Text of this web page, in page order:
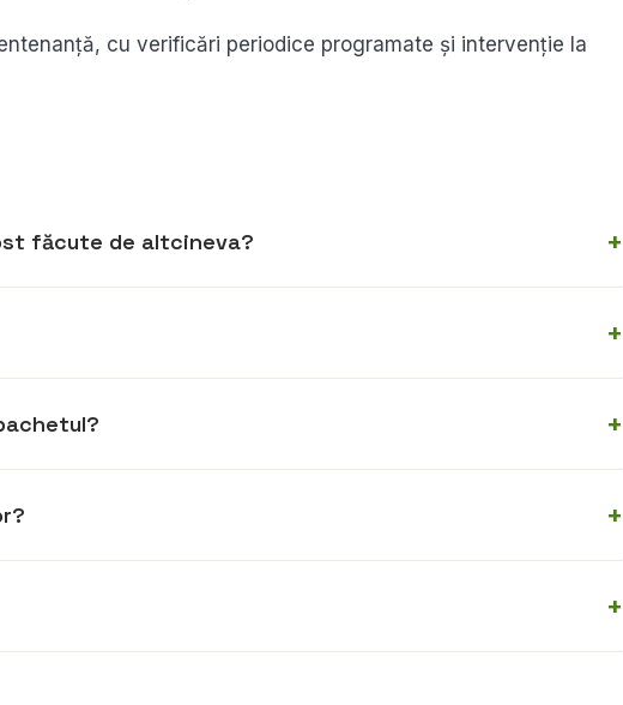
cu verificări periodice programate și intervenție la
făcute de altcineva?